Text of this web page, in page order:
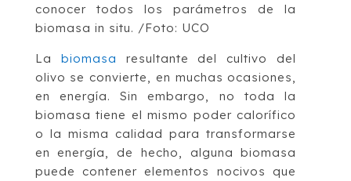
conocer todos los parámetros de la
biomasa in situ. /Foto: UCO
La biomasa resultante del cultivo del
olivo se convierte, en muchas ocasiones,
en energía. Sin embargo, no toda la
biomasa tiene el mismo poder calorífico
o la misma calidad para transformarse
en energía, de hecho, alguna biomasa
puede contener elementos nocivos que